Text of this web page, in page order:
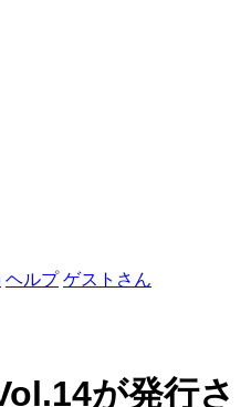
ヘルプ ゲストさん
が発行さ